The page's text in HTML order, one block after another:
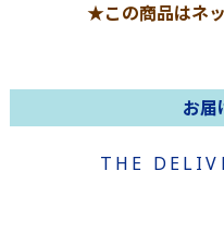
★この商品はネ
お届
THE